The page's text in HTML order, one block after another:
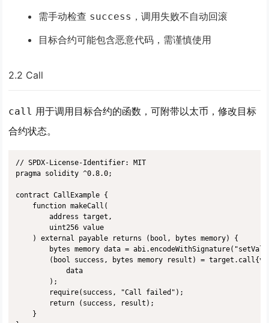
需手动检查 success ，调用失败不自动回滚
目标合约可能包含恶意代码，需谨慎使用
2.2 Call
call 用于调用目标合约的函数，可附带以太币，修改目标
合约状态。
// SPDX-License-Identifier: MIT
pragma solidity ^0.8.0;
contract CallExample {
    function makeCall(
        address target,
        uint256 value
    ) external payable returns (bool, bytes memory) {
bytes memory data =
(bool success, bytes memory result) =
            data
        );
        require(success, "Call failed");
        return (success, result);
    }